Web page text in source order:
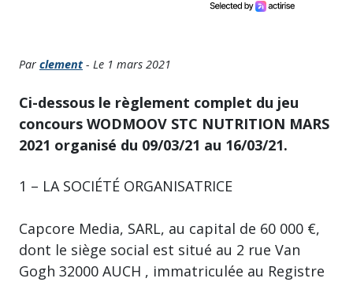
Par clement - Le 1 mars 2021
Ci-dessous le règlement complet du jeu
concours WODMOOV STC NUTRITION MARS
2021 organisé du 09/03/21 au 16/03/21.
1 – LA SOCIÉTÉ ORGANISATRICE
Capcore Media, SARL, au capital de 60 000 €,
dont le siège social est situé au 2 rue Van
Gogh 32000 AUCH , immatriculée au Registre